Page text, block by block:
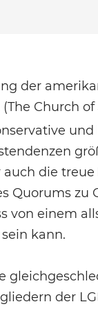
der
Church
die
Quorums
von einem
kann.
der